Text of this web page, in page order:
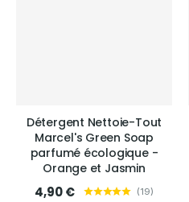
Détergent Nettoie-Tout
Marcel's Green Soap
parfumé écologique -
Orange et Jasmin
4,90 € (19)